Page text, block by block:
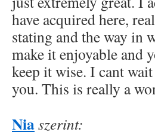
have acquired here,
stating and the way in
make it enjoyable and
keep it wise. I cant
you. This is really a
Niaszerint: